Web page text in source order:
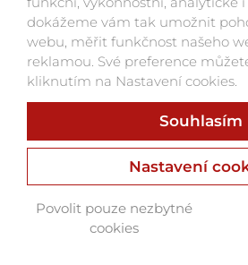
S
dokážeme vám tak umožnit
webu, měřit funkčnost našeho
reklamou. Své preference
kliknutím na Nastavení cookies.
Souhlasím
Nastavení
Povolit pouze nezbytné
cookies